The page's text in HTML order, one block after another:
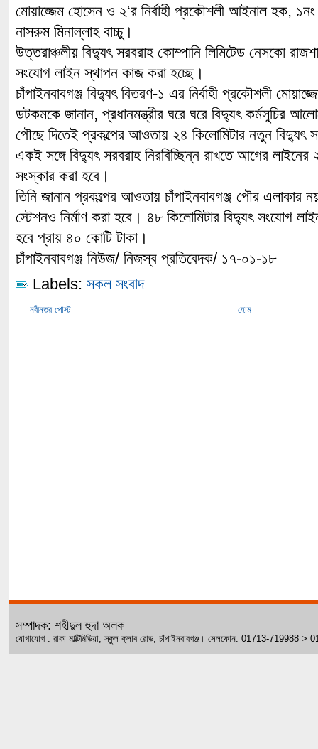
মোয়াজ্জেম হোসেন ও ২‘র নির্বাহী প্রকৌশলী আইনাল হক,
নাসরুম মিনাল্লাহ বাচ্চু।
উত্তরাঞ্চলীয় বিদ্যুৎ সরবরাহ কোম্পানি লিমিটেড নেসকো
সংযোগ লাইন স্থাপন কাজ করা হচ্ছে।
চাঁপাইনবাবগঞ্জ বিদ্যুৎ বিতরণ-১ এর নির্বাহী প্রকৌশলী
ডটকমকে জানান, প্রধানমন্ত্রীর ঘরে ঘরে বিদ্যুৎ কর্মসুচির
পৌছে দিতেই প্রকল্পের আওতায় ২৪ কিলোমিটার নতুন বিদ্যুৎ
একই সঙ্গে বিদ্যুৎ সরবরাহ নিরবিচ্ছিন্ন রাখতে আগের লাইনের
সংস্কার করা হবে।
তিনি জানান প্রকল্পের আওতায় চাঁপাইনবাবগঞ্জ পৌর এলাকার
স্টেশনও নির্মাণ করা হবে। ৪৮ কিলোমিটার বিদ্যুৎ সংযোগ
হবে প্রায় ৪০ কোটি টাকা।
চাঁপাইনবাবগঞ্জ নিউজ/ নিজস্ব প্রতিবেদক/ ১৭-০১-১৮
Labels: সকল সংবাদ
নবীনতর পোস্ট হোম
সম্পাদক: শহীদুল হুদা অলক
যোগাযোগ : রাকা মাল্টিমিডিয়া, স্কুল ক্লাব রোড, চাঁপাইনবাবগঞ্জ। সেলফোন: 01713-